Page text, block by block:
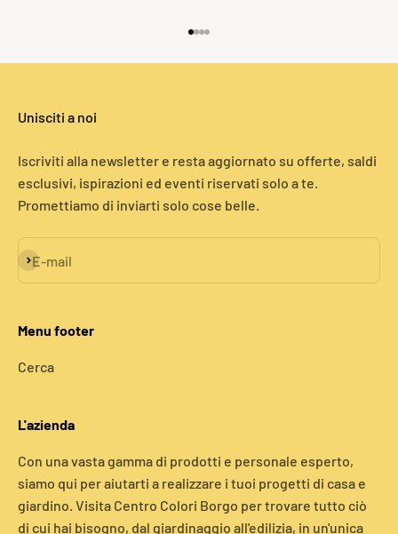
Unisciti a noi
Iscriviti alla newsletter e resta aggiornato su offerte, saldi
esclusivi, ispirazioni ed eventi riservati solo a te.
Promettiamo di inviarti solo cose belle.
E-mail
Iscriviti alla newsletter
Menu footer
Cerca
L'azienda
Con una vasta gamma di prodotti e personale esperto,
siamo qui per aiutarti a realizzare i tuoi progetti di casa e
giardino. Visita Centro Colori Borgo per trovare tutto ciò
di cui hai bisogno, dal giardinaggio all'edilizia, in un'unica